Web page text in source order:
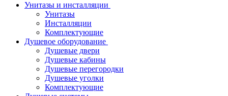
Унитазы и инсталляции
Унитазы
Инсталляции
Комплектующие
Душевое оборудование
Душевые двери
Душевые кабины
Душевые перегородки
Душевые уголки
Комплектующие